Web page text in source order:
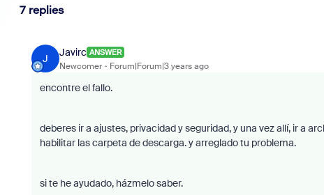
7 replies
J
Javirc ANSWER
Newcomer Forum|Forum|3 years ago
encontre el fallo.
deberes ir a ajustes, privacidad y seguridad, y una vez allí, ir a
habilitar las carpeta de descarga. y arreglado tu problema.
si te he ayudado, házmelo saber.